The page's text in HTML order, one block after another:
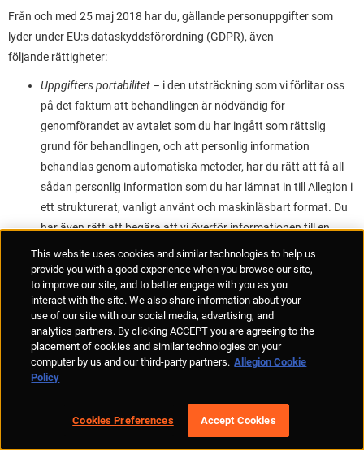
Från och med 25 maj 2018 har du, gällande personuppgifter som
lyder under EU:s dataskyddsförordning (GDPR), även
följande rättigheter:
Uppgifters portabilitet – i den utsträckning som vi förlitar oss
på det faktum att behandlingen är nödvändig för
genomförandet av avtalet som du har ingått som rättslig
grund för behandlingen, och att personlig information
behandlas genom automatiska metoder, har du rätt att få all
sådan personlig information som du har lämnat in till Allegion i
ett strukturerat, vanligt använt och maskinläsbart format. Du
har även rätt att begära att vi överför informationen till en
annan personuppgiftsansvarig om detta är tekniskt
genomförbart.
Rätt till begränsning av behandling –du har rätt att begränsa
vår behandling av din personliga information när
du bestrider riktigheten av den personliga informationen
tills vi har vidtagit tillräckliga åtgärder för att korrigera
eller bekräfta dess riktighet
vi inte längre behöver den personliga informationen för
This website uses cookies and similar technologies to help us
provide you with a good experience when you browse our site,
to improve our site, and to better engage with you as you
interact with the site. We also share information about your
use of our site with our social media, advertising, and
analytics partners. By clicking ACCEPT you are agreeing to the
placement of cookies and similar technologies on your
computer by us and our third-party partners. Allegion Cookie
Policy
Cookies Preferences Accept Cookies